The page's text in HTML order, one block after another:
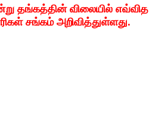
தங்கத்தின் விலையில் எவ்வித
சங்கம் அறிவித்துள்ளது.